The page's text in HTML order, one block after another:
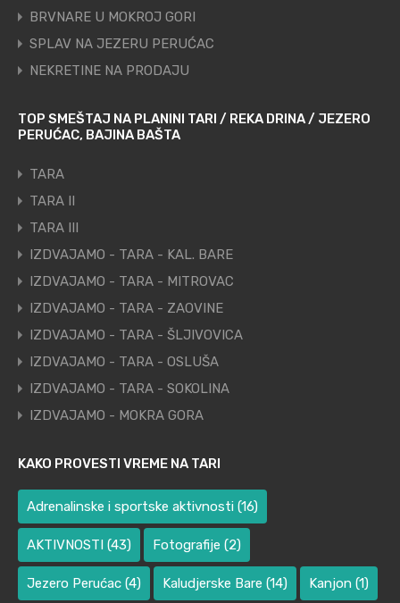
BRVNARE U MOKROJ GORI
SPLAV NA JEZERU PERUĆAC
NEKRETINE NA PRODAJU
TOP SMEŠTAJ NA PLANINI TARI / REKA DRINA / JEZERO
PERUĆAC, BAJINA BAŠTA
TARA
TARA II
TARA III
IZDVAJAMO - TARA - KAL. BARE
IZDVAJAMO - TARA - MITROVAC
IZDVAJAMO - TARA - ZAOVINE
IZDVAJAMO - TARA - ŠLJIVOVICA
IZDVAJAMO - TARA - OSLUŠA
IZDVAJAMO - TARA - SOKOLINA
IZDVAJAMO - MOKRA GORA
KAKO PROVESTI VREME NA TARI
Adrenalinske i sportske aktivnosti (16)
AKTIVNOSTI (43) Fotografije (2)
Jezero Perućac (4) Kaludjerske Bare (14) Kanjon (1)